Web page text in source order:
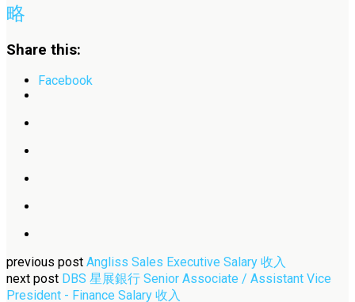
略
Share this:
Facebook
previous post Angliss Sales Executive Salary 收入
next post DBS 星展銀行 Senior Associate / Assistant Vice
President - Finance Salary 收入